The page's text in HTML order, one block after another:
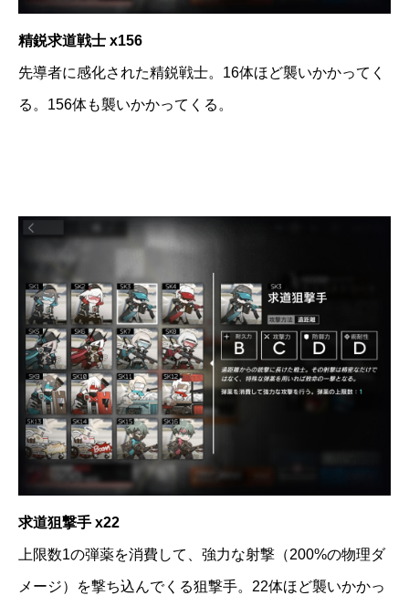
精鋭求道戦士 x156
先導者に感化された精鋭戦士。16体ほど襲いかかってく
る。156体も襲いかかってくる。
求道狙撃手 x22
上限数1の弾薬を消費して、強力な射撃（200%の物理ダ
メージ）を撃ち込んでくる狙撃手。22体ほど襲いかかっ